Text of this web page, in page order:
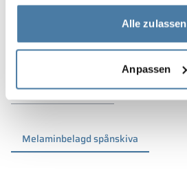
gesammelt haben.
Alle zulassen
Anpassen
Material och färger
Melaminbelagd spånskiva